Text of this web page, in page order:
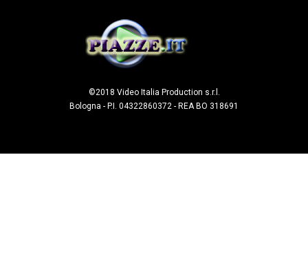
©2018 Video Italia Production s.r.l.
Bologna - P.I. 04322860372 - REA BO 318691